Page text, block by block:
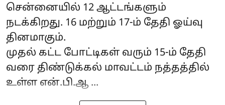
சென்னையில் 12 ஆட்டங்களும்
நடக்கிறது. 16 மற்றும் 17-ம் தேதி ஓய்வு
தினமாகும்.
முதல் கட்ட போட்டிகள் வரும் 15-ம் தேதி
வரை திண்டுக்கல் மாவட்டம் நத்தத்தில்
உள்ள என்.பி.ஆ ...